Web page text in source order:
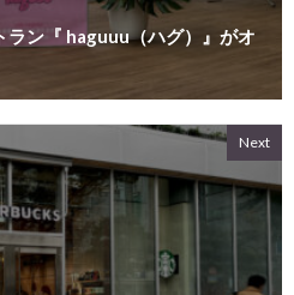
ラン『 haguuu（ハグ）』がオ
Next